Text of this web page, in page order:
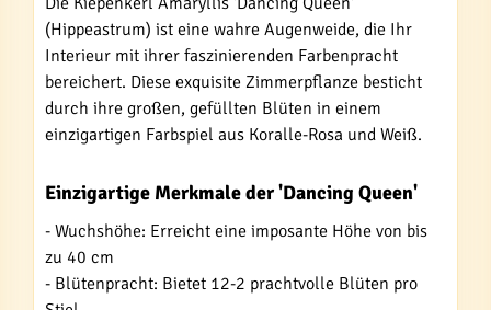
(Hippeastrum) ist eine wahre Augenweide, die Ihr
Interieur mit ihrer faszinierenden Farbenpracht
bereichert. Diese exquisite Zimmerpflanze besticht
durch ihre großen, gefüllten Blüten in einem
einzigartigen Farbspiel aus Koralle-Rosa und Weiß.
Einzigartige Merkmale der 'Dancing Queen'
- Wuchshöhe: Erreicht eine imposante Höhe von bis
zu 40 cm
- Blütenpracht: Bietet 12-2 prachtvolle Blüten pro